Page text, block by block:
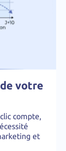
votre
compte,
et